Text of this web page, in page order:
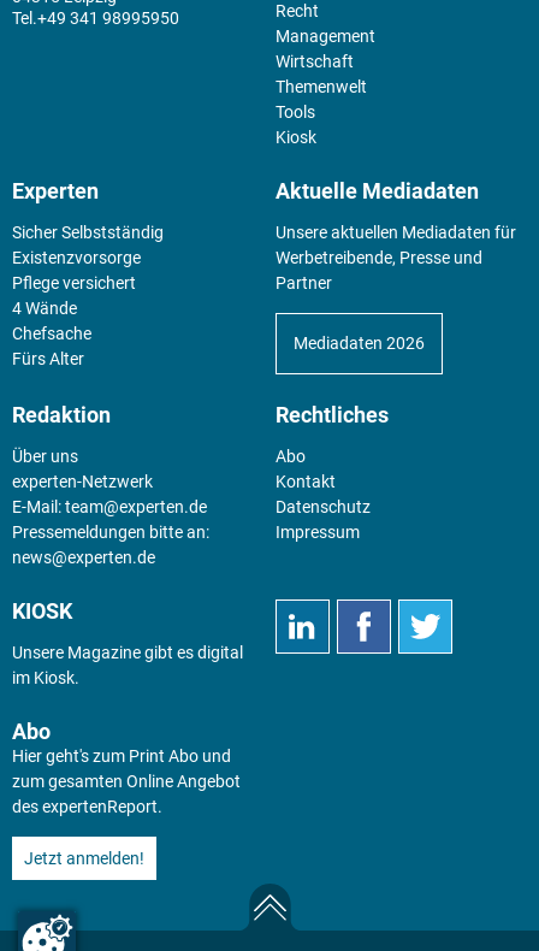
+49 341 98995950
Recht
Management
Wirtschaft
Themenwelt
Tools
Kiosk
Experten
Sicher Selbstständig
Existenz­vorsorge
Pflege versichert
4 Wände
Chefsache
Fürs Alter
Aktuelle Mediadaten
Unsere aktuellen Mediadaten für
Werbetreibende, Presse und
Partner
Mediadaten 2026
Redaktion
Über uns
experten-Netzwerk
E-Mail:team@experten.de
Pressemeldungen bitte an:
news@experten.de
Rechtliches
Abo
Kontakt
Datenschutz
Impressum
KIOSK
Unsere Magazine gibt es digital
im Kiosk.
Abo
Hier geht's zum Print Abo und
zum gesamten Online Angebot
des expertenReport.
Jetzt anmelden!